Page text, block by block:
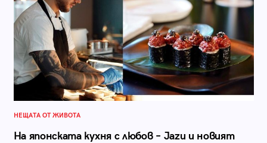
НЕЩАТА ОТ ЖИВОТА
На японската кухня с любов – Jazu и новият